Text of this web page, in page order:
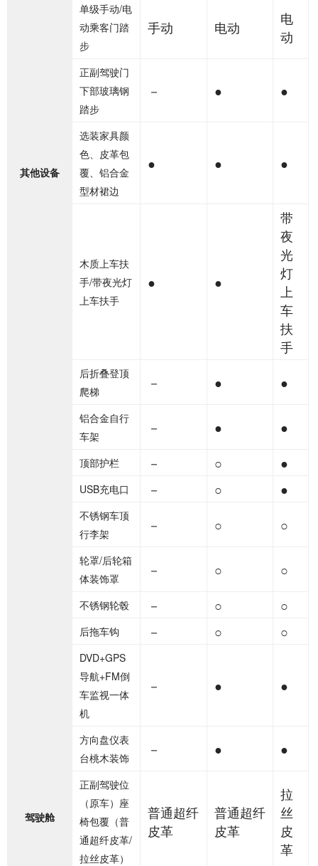
其他设备
单级手动/电
动乘客门踏
步
手动 电动
电
动
正副驾驶门
下部玻璃钢
踏步
－ ● ●
选装家具颜
色、皮革包
覆、铝合金
型材裙边
● ● ●
木质上车扶
手/带夜光灯
上车扶手
● ●
带
夜
光
灯
上
车
扶
手
后折叠登顶
爬梯
－ ● ●
铝合金自行
车架
－ ● ●
顶部护栏 － ○ ●
USB充电口 － ○ ●
不锈钢车顶
行李架
－ ○ ○
轮罩/后轮箱
体装饰罩
－ ○ ○
不锈钢轮毂 － ○ ○
后拖车钩 － ○ ○
驾驶舱
DVD+GPS
导航+FM倒
车监视一体
机
－ ● ●
方向盘仪表
台桃木装饰
－ ● ●
正副驾驶位
（原车）座
椅包覆（普
通超纤皮革/
拉丝皮革）
普通超纤
皮革
普通超纤
皮革
拉
丝
皮
革